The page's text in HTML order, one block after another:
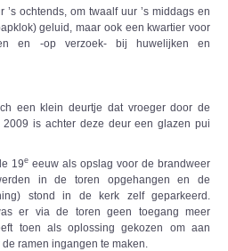
ochtends, om twaalf uur ’s middags en
geluid, maar ook een kwartier voor
en -op verzoek- bij huwelijken en
een klein deurtje dat vroeger door de
is achter deze deur een glazen pui
19e eeuw als opslag voor de brandweer
in de toren opgehangen en de
stond in de kerk zelf geparkeerd.
er via de toren geen toegang meer
toen als oplossing gekozen om aan
ramen ingangen te maken.